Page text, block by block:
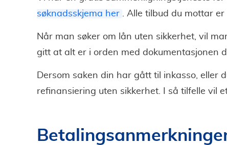
søknadsskjema her . Alle tilbud du mottar
Når man søker om lån uten sikkerhet, vil
gitt at alt er i orden med dokumentasjonen
Dersom saken din har gått til inkasso, eller
refinansiering uten sikkerhet. I så tilfelle vil